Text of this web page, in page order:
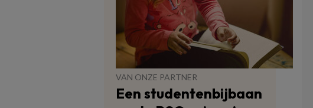
VAN ONZE PARTNER
Een studentenbijbaan